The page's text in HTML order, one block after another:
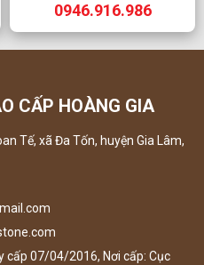
0946.916.986
CẤP HOÀNG GIA
Tế, xã Đa Tốn, huyện Gia Lâm,
cấp 07/04/2016, Nơi cấp: Cục